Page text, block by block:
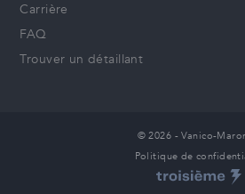
Carrière
FAQ
Trouver un détaillant
© 2026 - Vanico-
Politique de